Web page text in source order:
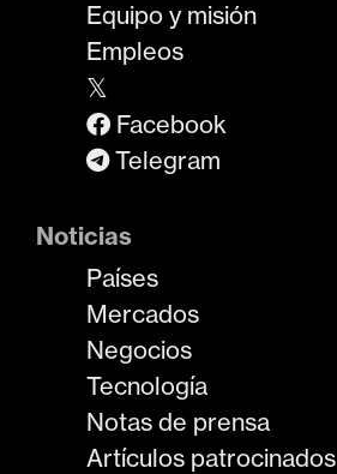
Equipo y misión
Empleos
𝕏
Facebook
Telegram
Noticias
Países
Mercados
Negocios
Tecnología
Notas de prensa
Artículos patrocinados